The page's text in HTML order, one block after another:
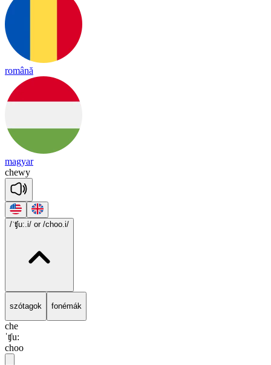
română
magyar
chewy
/ˈʧu:.i/ or /choo.i/
szótagok fonémák
che
ˈʧu:
choo